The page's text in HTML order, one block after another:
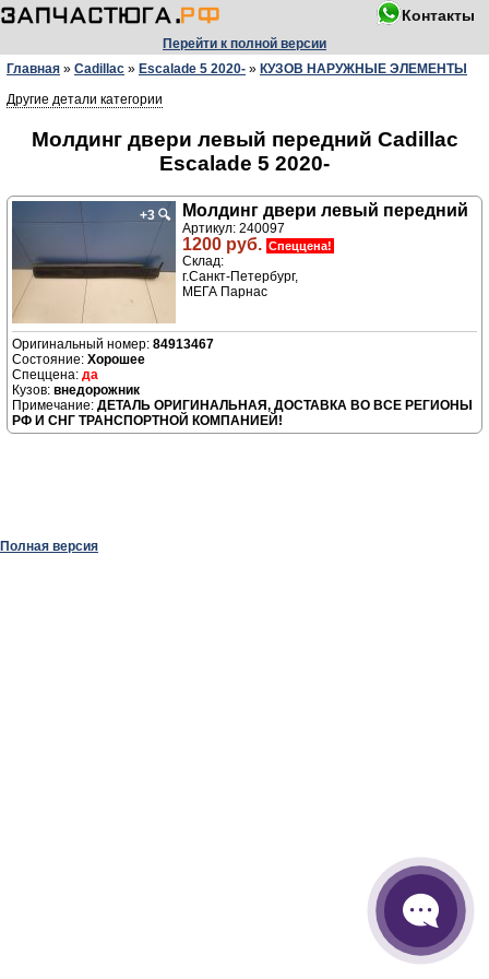
Контакты
Перейти к полной версии
Главная » Cadillac » Escalade 5 2020- » КУЗОВ НАРУЖНЫЕ ЭЛЕМЕНТЫ
Другие детали категории
Молдинг двери левый передний Cadillac
Escalade 5 2020-
+3 🔍 Молдинг двери левый передний
Артикул: 240097
1200 руб. Спеццена!
Склад:
г.Санкт-Петербург,
МЕГА Парнас
84913467
Хорошее
да
внедорожник
ДЕТАЛЬ ОРИГИНАЛЬНАЯ, ДОСТАВКА ВО ВСЕ РЕГИОНЫ
РФ И СНГ ТРАНСПОРТНОЙ КОМПАНИЕЙ!
Полная версия